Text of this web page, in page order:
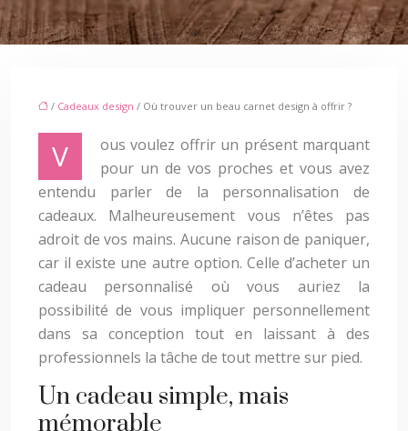
/ Cadeaux design / Où trouver un beau carnet design à offrir ?
V
ous voulez offrir un présent marquant
pour un de vos proches et vous avez
entendu parler de la personnalisation de
cadeaux. Malheureusement vous n’êtes pas
adroit de vos mains. Aucune raison de paniquer,
car il existe une autre option. Celle d’acheter un
cadeau personnalisé où vous auriez la
possibilité de vous impliquer personnellement
dans sa conception tout en laissant à des
professionnels la tâche de tout mettre sur pied.
Un cadeau simple, mais
mémorable